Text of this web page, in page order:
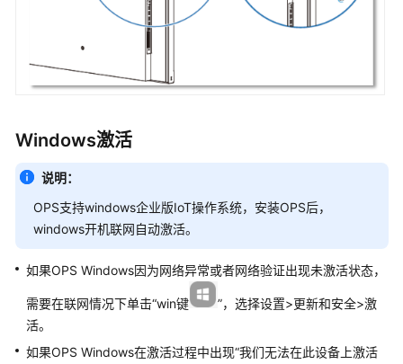
为
双
课
后
务
解
决
方
案
Windows激活
说明：
OPS支持windows企业版IoT操作系统，安装OPS后，
windows开机联网自动激活。
如果OPS Windows因为网络异常或者网络验证出现未激活状态，
需要在联网情况下单击“win键
”，选择设置>更新和安全>激
活。
如果OPS Windows在激活过程中出现“我们无法在此设备上激活